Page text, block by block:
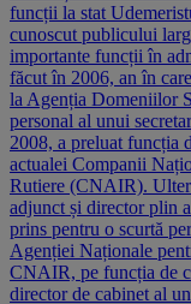
funcții la stat
cunoscut publicului
importante funcții în
făcut în 2006, an în
la Agenția Domeniilor
personal al unui
2008, a preluat funcția
actualei Companii
Rutiere (CNAIR).
adjunct și director plin
prins pentru o scurtă
Agenției Naționale
CNAIR, pe funcția de
director de cabinet al